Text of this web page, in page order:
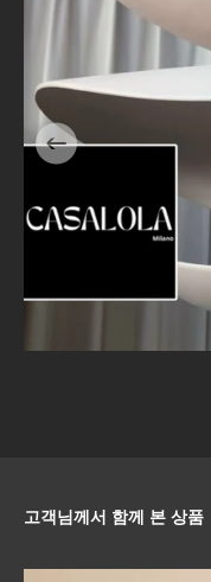
Stem |
고객님께서 함께 본 상품